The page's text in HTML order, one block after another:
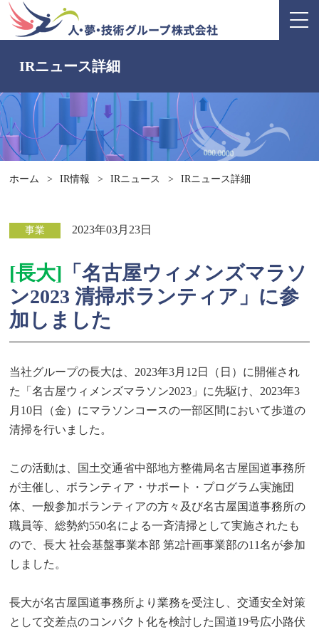
IRニュース詳細
ホーム > IR情報 > IRニュース > IRニュース詳細
事業 2023年03月23日
[長大] 「名古屋ウィメンズマラソ
ン2023 清掃ボランティア」に参
加しました
当社グループの長大は、2023年3月12日（日）に開催され
た「名古屋ウィメンズマラソン2023」に先駆け、2023年3
月10日（金）にマラソンコースの一部区間において歩道の
清掃を行いました。
この活動は、国土交通省中部地方整備局名古屋国道事務所
が主催し、ボランティア・サポート・プログラム実施団
体、一般参加ボランティアの方々及び名古屋国道事務所の
職員等、総勢約550名による一斉清掃として実施されたも
ので、長大 社会基盤事業本部 第2計画事業部の11名が参加
しました。
長大が名古屋国道事務所より業務を受注し、交通安全対策
として交差点のコンパクト化を検討した国道19号広小路伏